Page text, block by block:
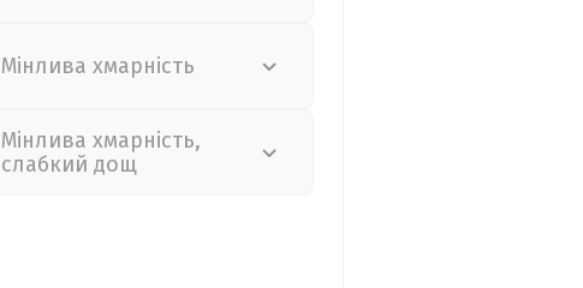
Мінлива хмарність
Мінлива хмарність,
слабкий дощ